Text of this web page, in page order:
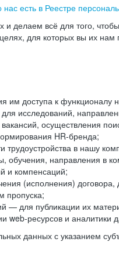
нас есть в Реестре
делаем всё для того,
для которых вы их нам
им доступа к функционалу
исследований,
осуществления
HR-бренда;
в нашу
направления в
и компенсаций;
(исполнения)
пропуска;
— для публикации их
web-ресурсов и аналитики
данных с указанием